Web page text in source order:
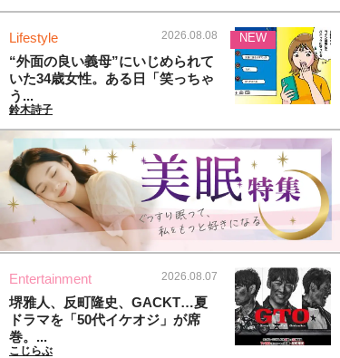
Lifestyle 2026.08.08
“外面の良い義母”にいじめられて
いた34歳女性。ある日「笑っちゃ
う...
鈴木詩子
NEW
Entertainment 2026.08.07
堺雅人、反町隆史、GACKT…夏
ドラマを「50代イケオジ」が席
巻。...
こじらぶ